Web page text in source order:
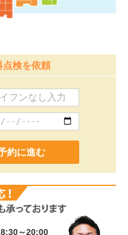
点検を依頼
8:30～20:00